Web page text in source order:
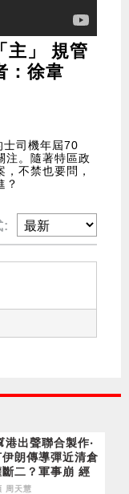
主」 規管
：徐韋
士司機年屆70
注。隨著特區政
不禁也要問，
？
:
港出聲聯合製作‧
朗傳導彈近清倉
二？軍事崩 經
周天慧